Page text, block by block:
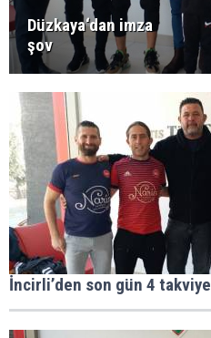
Düzkaya‘dan imza
şov
İncirli’den son gün 4 takviye